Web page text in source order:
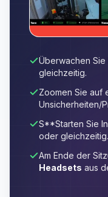
Überwachen Sie
gleichzeitig.
Zoomen Sie auf
Unsicherheiten/
S**Starten Sie
oder gleichzeitig.
Am Ende der
Headsets aus